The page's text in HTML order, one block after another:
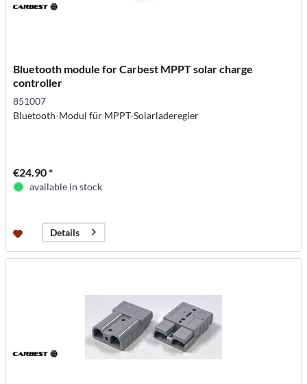
Bluetooth module for Carbest MPPT solar charge
controller
851007
Bluetooth-Modul für MPPT-Solarladeregler
€24.90 *
available in stock
Details